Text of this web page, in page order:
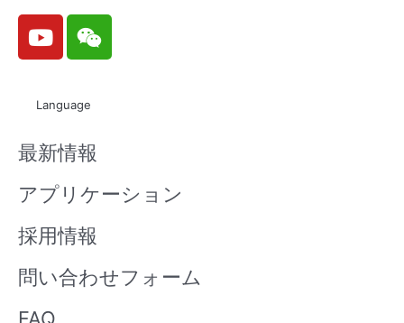
Y
o
u
b
e
W
e
i
n
Language
最新情報
アプリケーション
採用情報
問い合わせフォーム